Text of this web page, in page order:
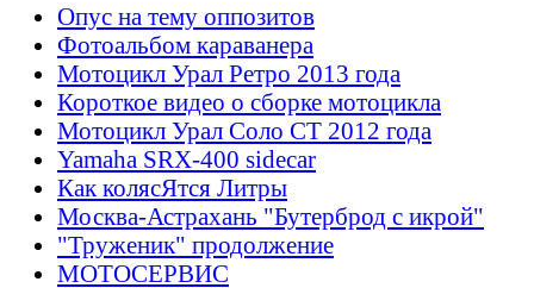
Опус на тему оппозитов
Фотоальбом караванера
Мотоцикл Урал Ретро 2013 года
Короткое видео о сборке мотоцикла
Мотоцикл Урал Соло СТ 2012 года
Yamaha SRX-400 sidecar
Как колясЯтся Литры
Москва-Астрахань "Бутерброд с икрой"
"Труженик" продолжение
МОТОСЕРВИС